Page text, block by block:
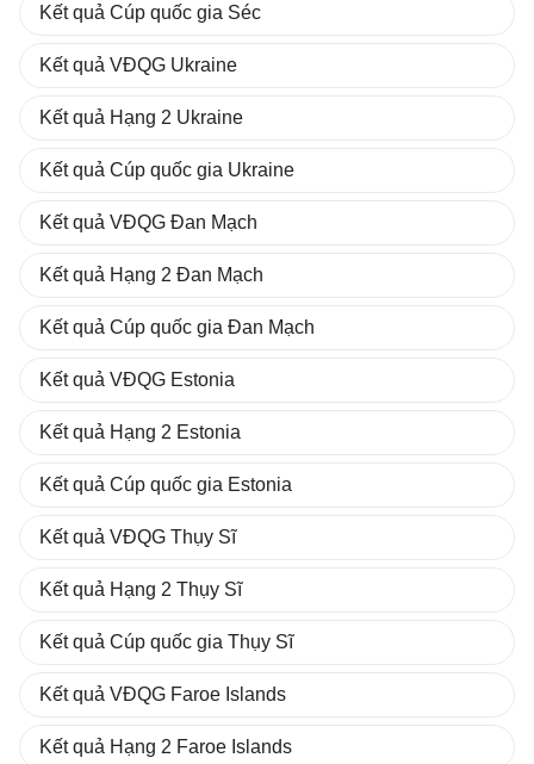
Kết quả Cúp quốc gia Séc
Kết quả VĐQG Ukraine
Kết quả Hạng 2 Ukraine
Kết quả Cúp quốc gia Ukraine
Kết quả VĐQG Đan Mạch
Kết quả Hạng 2 Đan Mạch
Kết quả Cúp quốc gia Đan Mạch
Kết quả VĐQG Estonia
Kết quả Hạng 2 Estonia
Kết quả Cúp quốc gia Estonia
Kết quả VĐQG Thụy Sĩ
Kết quả Hạng 2 Thụy Sĩ
Kết quả Cúp quốc gia Thụy Sĩ
Kết quả VĐQG Faroe Islands
Kết quả Hạng 2 Faroe Islands